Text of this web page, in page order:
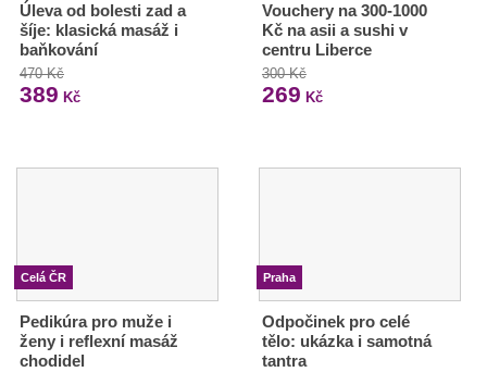
Úleva od bolesti zad a
šíje: klasická masáž i
baňkování
470 Kč
389 Kč
Vouchery na 300-1000
Kč na asii a sushi v
centru Liberce
300 Kč
269 Kč
Celá ČR
Pedikúra pro muže i
ženy i reflexní masáž
chodidel
Praha
Odpočinek pro celé
tělo: ukázka i samotná
tantra